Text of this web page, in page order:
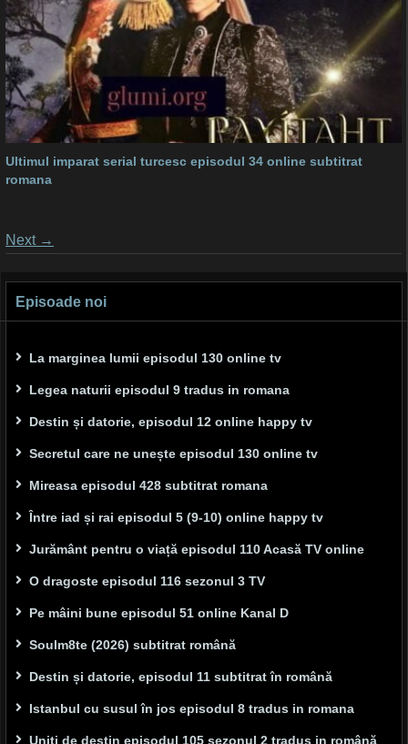
Ultimul imparat serial turcesc episodul 34 online subtitrat
romana
Posts
Next →
Episoade noi
La marginea lumii episodul 130 online tv
Legea naturii episodul 9 tradus in romana
Destin și datorie, episodul 12 online happy tv
Secretul care ne unește episodul 130 online tv
Mireasa episodul 428 subtitrat romana
Între iad și rai episodul 5 (9-10) online happy tv
Jurământ pentru o viață episodul 110 Acasă TV online
O dragoste episodul 116 sezonul 3 TV
Pe mâini bune episodul 51 online Kanal D
Soulm8te (2026) subtitrat română
Destin și datorie, episodul 11 subtitrat în română
Istanbul cu susul în jos episodul 8 tradus in romana
Uniți de destin episodul 105 sezonul 2 tradus in română